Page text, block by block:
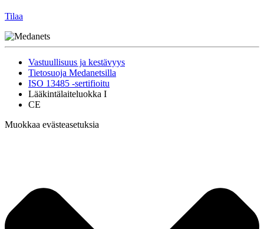
Tilaa
Vastuullisuus ja kestävyys
Tietosuoja Medanetsilla
ISO 13485 -sertifioitu
Lääkintälaiteluokka I
CE
Muokkaa evästeasetuksia